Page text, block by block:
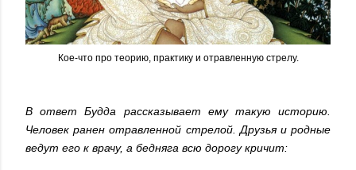
Кое-что про теорию, практику и отравленную стрелу.
В ответ Будда рассказывает ему такую историю.
Человек ранен отравленной стрелой. Друзья и родные
ведут его к врачу, а бедняга всю дорогу кричит: